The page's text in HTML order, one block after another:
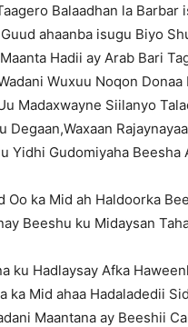
Balaadhan la
ahaanba isugu Biyo
Hadii ay Arab Bari
Wuxuu Noqon
Madaxwayne Siilanyo
Degaan,Waxaan
Yidhi Gudomiyaha
Oo ka Mid ah Haldoorka
Beeshu ku Midaysan
ku Hadlaysay Afka
ka Mid ahaa Hadaladedii
Maantana ay Beeshii